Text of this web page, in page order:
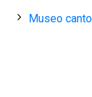
Museo